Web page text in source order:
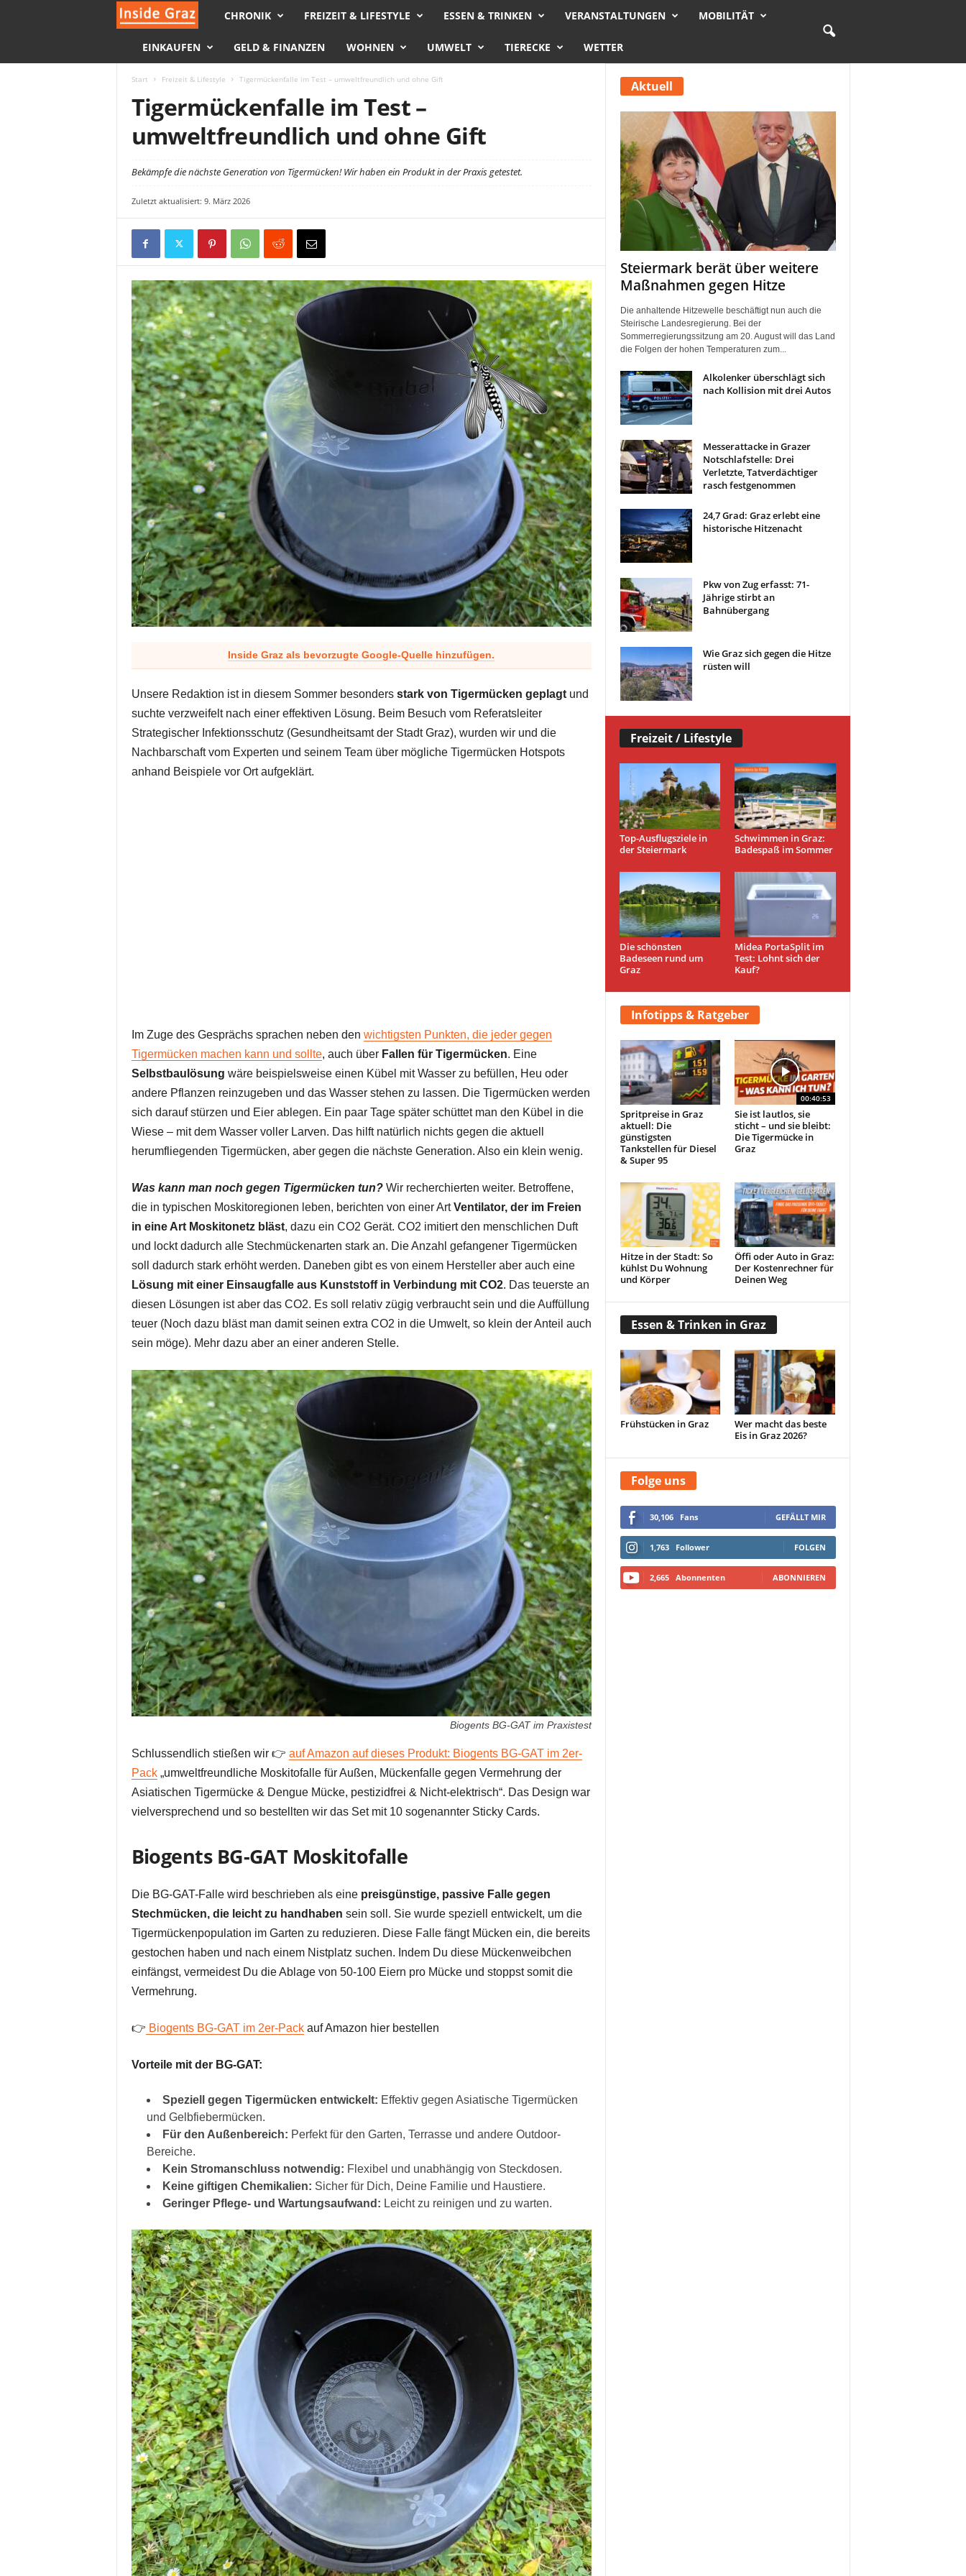
s
i
d
e
G
a
z
CHRONIK FREIZEIT & LIFESTYLE ESSEN & TRINKEN VERANSTALTUNGEN MOBILITÄT
EINKAUFEN GELD & FINANZEN WOHNEN UMWELT TIERECKE WETTER
Start Freizeit & Lifestyle Tigermückenfalle im Test – umweltfreundlich und ohne Gift
Tigermückenfalle im Test –
umweltfreundlich und ohne Gift
Bekämpfe die nächste Generation von Tigermücken! Wir haben ein Produkt in der Praxis getestet.
Zuletzt aktualisiert: 9. März 2026
Inside Graz als bevorzugte Google-Quelle hinzufügen.
Unsere Redaktion ist in diesem Sommer besonders stark von Tigermücken geplagtund
suchte verzweifelt nach einer effektiven Lösung. Beim Besuch vom Referatsleiter
Strategischer Infektionsschutz (Gesundheitsamt der Stadt Graz), wurden wir und die
Nachbarschaft vom Experten und seinem Team über mögliche Tigermücken Hotspots
anhand Beispiele vor Ort aufgeklärt.
Im Zuge des Gesprächs sprachen neben den wichtigsten Punkten, die jeder gegen
Tigermücken machen kann und sollte, auch über Fallen für Tigermücken. Eine
Selbstbaulösung wäre beispielsweise einen Kübel mit Wasser zu befüllen, Heu oder
andere Pflanzen reinzugeben und das Wasser stehen zu lassen. Die Tigermücken werden
sich darauf stürzen und Eier ablegen. Ein paar Tage später schüttet man den Kübel in die
Wiese – mit dem Wasser voller Larven. Das hilft natürlich nichts gegen die aktuell
herumfliegenden Tigermücken, aber gegen die nächste Generation. Also ein klein wenig.
Was kann man noch gegen Tigermücken tun? Wir recherchierten weiter. Betroffene,
die in typischen Moskitoregionen leben, berichten von einer ArtVentilator, der im Freien
in eine Art Moskitonetz bläst, dazu ein CO2 Gerät. CO2 imitiert den menschlichen Duft
und lockt dadurch alle Stechmückenarten stark an. Die Anzahl gefangener Tigermücken
soll dadurch stark erhöht werden. Daneben gibt es von einem Hersteller aber auch eine
Lösung mit einer Einsaugfalle aus Kunststoff in Verbindung mit CO2. Das teuerste an
diesen Lösungen ist aber das CO2. Es soll relativ zügig verbraucht sein und die Auffüllung
teuer (Noch dazu bläst man damit seinen extra CO2 in die Umwelt, so klein der Anteil auch
sein möge). Mehr dazu aber an einer anderen Stelle.
Biogents BG-GAT im Praxistest
Schlussendlich stießen wir 👉 auf Amazon auf dieses Produkt: Biogents BG-GAT im 2er-
Pack„umweltfreundliche Moskitofalle für Außen, Mückenfalle gegen Vermehrung der
Asiatischen Tigermücke & Dengue Mücke, pestizidfrei & Nicht-elektrisch“. Das Design war
vielversprechend und so bestellten wir das Set mit 10 sogenannter Sticky Cards.
Biogents BG-GAT Moskitofalle
Die BG-GAT-Falle wird beschrieben als eine preisgünstige, passive Falle gegen
Stechmücken, die leicht zu handhaben sein soll. Sie wurde speziell entwickelt, um die
Tigermückenpopulation im Garten zu reduzieren. Diese Falle fängt Mücken ein, die bereits
gestochen haben und nach einem Nistplatz suchen. Indem Du diese Mückenweibchen
einfängst, vermeidest Du die Ablage von 50-100 Eiern pro Mücke und stoppst somit die
Vermehrung.
👉 Biogents BG-GAT im 2er-Packauf Amazon hier bestellen
Vorteile mit der BG-GAT:
Speziell gegen Tigermücken entwickelt: Effektiv gegen Asiatische Tigermücken
und Gelbfiebermücken.
Für den Außenbereich: Perfekt für den Garten, Terrasse und andere Outdoor-
Bereiche.
Kein Stromanschluss notwendig: Flexibel und unabhängig von Steckdosen.
Keine giftigen Chemikalien: Sicher für Dich, Deine Familie und Haustiere.
Geringer Pflege- und Wartungsaufwand: Leicht zu reinigen und zu warten.
Aktuell
Steiermark berät über weitere
Maßnahmen gegen Hitze
Die anhaltende Hitzewelle beschäftigt nun auch die
Steirische Landesregierung. Bei der
Sommerregierungssitzung am 20. August will das Land
die Folgen der hohen Temperaturen zum...
Alkolenker überschlägt sich
nach Kollision mit drei Autos
Messerattacke in Grazer
Notschlafstelle: Drei
Verletzte, Tatverdächtiger
rasch festgenommen
24,7 Grad: Graz erlebt eine
historische Hitzenacht
Pkw von Zug erfasst: 71-
Jährige stirbt an
Bahnübergang
Wie Graz sich gegen die Hitze
rüsten will
Freizeit / Lifestyle
Top-Ausflugsziele in
der Steiermark
Schwimmen in Graz:
Badespaß im Sommer
Die schönsten
Badeseen rund um
Graz
Midea PortaSplit im
Test: Lohnt sich der
Kauf?
Infotipps & Ratgeber
Spritpreise in Graz
aktuell: Die
günstigsten
Tankstellen für Diesel
& Super 95
00:40:53
Sie ist lautlos, sie
sticht – und sie bleibt:
Die Tigermücke in
Graz
Hitze in der Stadt: So
kühlst Du Wohnung
und Körper
Öffi oder Auto in Graz:
Der Kostenrechner für
Deinen Weg
Essen & Trinken in Graz
Frühstücken in Graz
Wer macht das beste
Eis in Graz 2026?
Folge uns
30,106 Fans GEFÄLLT MIR
1,763 Follower FOLGEN
2,665 Abonnenten ABONNIEREN